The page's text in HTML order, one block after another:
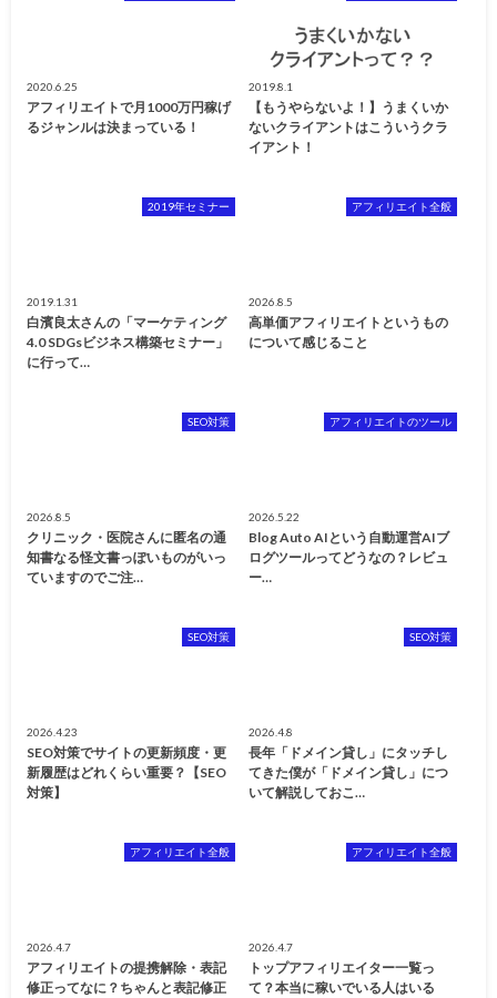
2020.6.25
アフィリエイトで月1000万円稼げ
るジャンルは決まっている！
2019.8.1
【もうやらないよ！】うまくいか
ないクライアントはこういうクラ
イアント！
2019年セミナー
2019.1.31
白濱良太さんの「マーケティング
4.0 SDGsビジネス構築セミナー」
に行って…
アフィリエイト全般
2026.8.5
高単価アフィリエイトというもの
について感じること
SEO対策
2026.8.5
クリニック・医院さんに匿名の通
知書なる怪文書っぽいものがいっ
ていますのでご注…
アフィリエイトのツール
2026.5.22
Blog Auto AIという自動運営AIブ
ログツールってどうなの？レビュ
ー…
SEO対策
2026.4.23
SEO対策でサイトの更新頻度・更
新履歴はどれくらい重要？【SEO
対策】
SEO対策
2026.4.8
長年「ドメイン貸し」にタッチし
てきた僕が「ドメイン貸し」につ
いて解説しておこ…
アフィリエイト全般
2026.4.7
アフィリエイトの提携解除・表記
修正ってなに？ちゃんと表記修正
アフィリエイト全般
2026.4.7
トップアフィリエイター一覧っ
て？本当に稼いでいる人はいる